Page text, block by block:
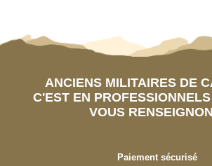
ANCIENS MILITAIRES DE
C'EST EN
VOUS
Paiement sécurisé